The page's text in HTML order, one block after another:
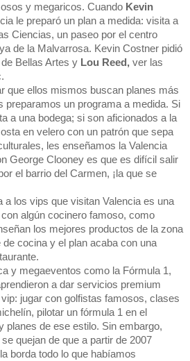
y megaricos. Cuando Kevin
le preparó un plan a medida: visita a
Ciencias, un paseo por el centro
de la Malvarrosa. Kevin Costner pidió
Bellas Artes y Lou Reed, ver las
que ellos mismos buscan planes más
un programa a medida. Si
a una bodega; si son aficionados a la
en velero con un patrón que sepa
les enseñamos la Valencia
George Clooney es que es difícil salir
el barrio del Carmen, ¡la que se
a los vips que visitan Valencia es una
los mejores productos de la zona
cocina y el plan acaba con una
y megaeventos como la Fórmula 1,
a dar servicios premium
jugar con golfistas famosos, clases
pilotar un fórmula 1 en el
planes de ese estilo. Sin embargo,
quejan de que a partir de 2007
borda todo lo que habíamos